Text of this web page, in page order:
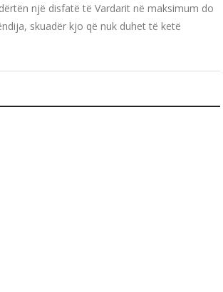
një disfatë të Vardarit në maksimum do
skuadër kjo që nuk duhet të ketë